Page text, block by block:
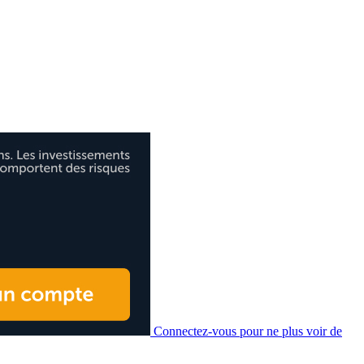
Connectez-vous pour ne plus voir de